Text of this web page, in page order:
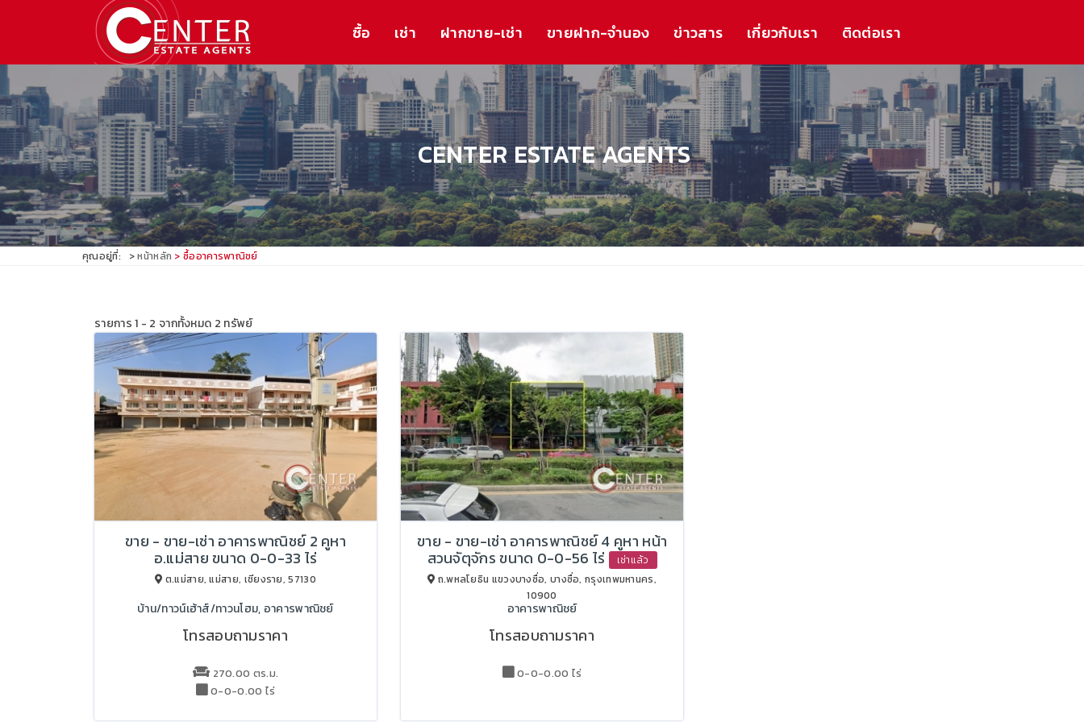
ซื้อ เช่า ฝากขาย-เช่า ขายฝาก-จำนอง ข่าวสาร เกี่ยวกับเรา ติดต่อเรา
CENTER ESTATE AGENTS
คุณอยู่ที่: หน้าหลัก ซื้ออาคารพาณิชย์
รายการ 1 - 2 จากทั้งหมด 2 ทรัพย์
ขาย - ขาย-เช่า อาคารพาณิชย์ 2 คูหา
อ.แม่สาย ขนาด 0-0-33 ไร่
ต.แม่สาย, แม่สาย, เชียงราย, 57130
บ้าน/ทาวน์เฮ้าส์/ทาวนโฮม, อาคารพาณิชย์
โทรสอบถามราคา
270.00 ตร.ม.
0-0-0.00 ไร่
ขาย - ขาย-เช่า อาคารพาณิชย์ 4 คูหา หน้า
สวนจัตุจักร ขนาด 0-0-56 ไร่
เช่าแล้ว
ถ.พหลโยธิน แขวงบางซื่อ, บางซื่อ, กรุงเทพมหานคร,
10900
อาคารพาณิชย์
โทรสอบถามราคา
0-0-0.00 ไร่